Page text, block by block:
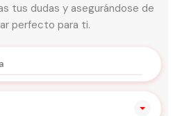
tus dudas y asegurándose de
perfecto para ti.